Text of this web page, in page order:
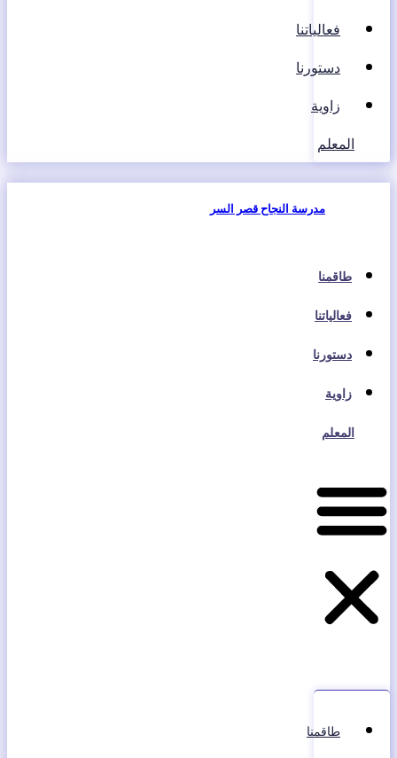
فعالياتنا
دستورنا
زاوية
المعلم
مدرسة النجاح قصر السر
طاقمنا
فعالياتنا
دستورنا
زاوية
المعلم
طاقمنا